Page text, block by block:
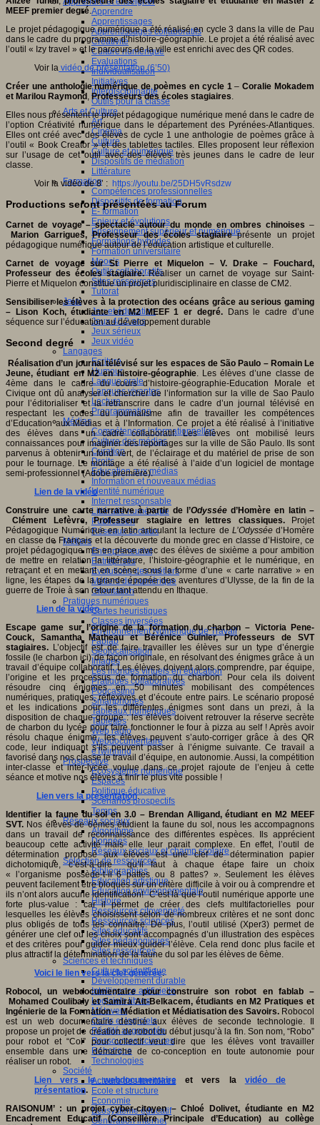
Apprendre
Apprentissages
Apprentissages collaboratifs
Créativité
Culture numérique
Evaluations
Individualisation
Initiatives
Interdisciplinarité
Outils pour la classe
Arts et Culture
Art
Cinéma
Culture
Culture et numérique
Dispositifs de médiation
Littérature
Formation
Compétences professionnelles
Dispositifs de formation
E- formation
Enjeux et évolutions
Enseignement supérieur et numérique
Formations hybrides
Formation universitaire
Mooc’s
Outils collaboratifs
Sites ressources
Tutorat
Jeux
Jeu et éducation
Jeux 4/12 ans
Jeux sérieux
Jeux vidéo
Langages
Ecriture
Humour
Langue orale
Langues vivantes
Lecture
Programmation
Médias
Compétences informationnelles
Culture des médias
Curation
Droits
Education aux médias
Information et nouveaux médias
Identité numérique
Internet responsable
Littératie numérique
Publication
Réseaux sociaux
Métiers
Entrepreneuriat
Entreprises
Evolutions des métiers
Métiers du numérique
Orientation
Pratiques numériques
Cartes heuristiques
Classes inversées
Environnement Numérique de Travail
Fablab
Géolocalisation
Images
Les mondes virtuels en éducation
Pratiques collaboratives
Podcasting
Smartphones
Tableaux numériques
Tablettes
Web radio
Webdocumentaire
eTwinning
Prospective
Ecosystème numérique
Espaces
Politique éducative
Scénarios prospectifs
Temps
Réseaux sociaux
Algorithme
Données
Réseaux sociaux et champ scolaire
Sélection de ressources
Bibliographies
Education artistique
Education environnementale
Histoire
Ressources citoyenneté
Ressources sciences
Sites éducatifs
Sites pédagogiques
Sites ressources
Sciences et techniques
Culture scientifique
Développement durable
Intelligence artificielle
Logiciels libres
Métavers
Outils et logiciels
Réalité augmentée
Ressources sciences
Robotique
Technologies
Société
Acteurs des territoires
Ecole et structure
Economie
Ecosystème éducatif
Génération internet
MEEF premier degré.
Le projet pédagogique numérique a été réalisé en cycle 3 dans la ville de Pau
dans le cadre du programme d’histoire-géographie. Le projet a été réalisé avec
l’outil « Izy travel » et le parcours de la ville est enrichi avec des QR codes.
Voir la vidéo de présentation (6’50)
Créer une anthologie numérique de poèmes en cycle 1–Coralie Mokadem
et Marilou Raymond , Professeurs des écoles stagiaires.
Elles nous présentent le projet pédagogique numérique mené dans le cadre de
l’option Créativité numérique dans le département des Pyrénées-Atlantiques.
Elles ont créé avec des élèves de cycle 1 une anthologie de poèmes grâce à
l’outil « Book Creator » et des tablettes tactiles. Elles proposent leur réflexion
sur l’usage de cet outil avec des élèves très jeunes dans le cadre de leur
classe.
Voir la vidéo de 8’ : https://youtu.be/25DH5vRsdzw
Productions seront présentées au Forum
Carnet de voyage – spectacle autour du monde en ombres chinoises –
Marion Garrigues,Professeur des écoles stagiaireprésente un projet
pédagogique numérique autour de l’éducation artistique et culturelle.
Carnet de voyage sur St Pierre et Miquelon – V. Drake – Fouchard,
Professeur des écoles stagiaire. Réaliser un carnet de voyage sur Saint-
Pierre et Miquelon constitue un projet pluridisciplinaire en classe de CM2.
Sensibiliser les élèves à la protection des océans grâce au serious gaming
– Lison Koch, étudiante en M2 MEEF 1 er degré.
Dans le cadre d’une
séquence sur l’éducation au développement durable
Second degré
Réalisation d’un journal télévisé sur les espaces de São Paulo – Romain Le
Jeune,étudiant en M2 en histoire-géographie. Les élèves d’une classe de
4ème dans le cadre du cours d’histoire-géographie-Education Morale et
Civique ont dû analyser et chercher de l’information sur la ville de Sao Paulo
pour l’éditorialiser et la retranscrire dans le cadre d’un journal télévisé en
respectant les codes du journalisme afin de travailler les compétences
d’Education aux Médias et à l’Information. Ce projet a été réalisé à l’initiative
des élèves dans un cadre collaboratif. Les élèves ont mobilisé leurs
connaissances pour imaginer des reportages sur la ville de São Paulo. Ils sont
parvenus à obtenir un fond vert, de l’éclairage et du matériel de prise de son
pour le tournage. Le montage a été réalisé à l’aide d’un logiciel de montage
semi-professionnel (Adobe première).
Lien de la vidéo
Construire une carte narrative à partir de l’Odysséed’Homère en latin –
Clément Lefèvre,Professeur stagiaire en lettres classiques.Projet
Pédagogique Numérique en latin articulant la lecture de L’Odysséed’Homère
en classe de Français et la découverte du monde grec en classe d’Histoire, ce
projet pédagogique mis en place avec des élèves de sixième a pour ambition
de mettre en relation la littérature, l’histoire-géographie et le numérique, en
retraçant et en mettant en scène, sous la forme d’une « carte narrative » en
ligne, les étapes de la grande épopée des aventures d’Ulysse, de la fin de la
guerre de Troie à son retour tant attendu en Ithaque.
Lien de la vidéo
Escape game sur l’origine de la formation du charbon – Victoria Pene-
Couck, Samantha Matheau et Bérénice Guinier, Professeurs de SVT
stagiaires. L’objectif est de faire travailler les élèves sur un type d’énergie
fossile (le charbon ici) de façon originale, en résolvant des énigmes grâce à un
travail d’équipe collaboratif. Les élèves doivent alors comprendre, par équipe,
l’origine et les processus de formation du charbon. Pour cela ils doivent
résoudre cinq énigmes en 50 minutes mobilisant des compétences
numériques, pratiques, réflexives et d’écoute entre pairs. Le scénario proposé
et les indications pour les différentes énigmes sont dans un prezi, à la
disposition de chaque groupe : les élèves doivent retrouver la réserve secrète
de charbon du lycée pour faire fonctionner le four à pizza au self ! Après avoir
résolu chaque énigme, les élèves peuvent s’auto-corriger grâce à des QR
code, leur indiquant s’ils peuvent passer à l’énigme suivante. Ce travail a
favorisé dans nos classe le travail d’équipe, en autonomie. Aussi, la compétition
inter-classe et inter-lycée voulue dans ce projet rajoute de l’enjeu à cette
séance et motive nos élèves à finir le plus vite possible !
Lien vers la présentation.
Identifier la faune du sol en 3.0 – Brendan Alligand, étudiant en M2 MEEF
SVT. Nos élèves de 6èmes étudient la faune du sol, nous les accompagnons
dans un travail de reconnaissance des différentes espèces. Ils apprécient
beaucoup cette activité mais elle leur parait complexe. En effet, l’outil de
détermination proposé aux élèves est une clef de détermination papier
dichotomique, c’est-à-dire qu’il faut à chaque étape faire un choix
« l’organisme possède-t-il 6 pattes ou 8 pattes? ». Seulement les élèves
peuvent facilement être bloqués sur un critère difficile à voir ou à comprendre et
ils n’ont alors aucune identification! C’est là que l’outil numérique apporte une
forte plus-value : car il permet de créer des clefs multifactorielles pour
lesquelles les élèves choisissent selon de nombreux critères et ne sont donc
plus obligés de tous les connaitre. De plus, l’outil utilisé (Xper3) permet de
générer une clef ou les choix sont accompagnés d’un illustration des espèces
et des critères pour guider mieux guider l’élève. Cela rend donc plus facile et
plus attractif la détermination de la faune du sol par les élèves de 6ème.
Voici le lien vers la clef générée.
Robocol, un webdocumentaire pour construire son robot en fablab –
Mohamed Coulibaly et Samira Ait-Belkacem, étudiants en M2 Pratiques et
Ingénierie de la Formation – Médiation et Médiatisation des Savoirs. Robocol
est un web documentaire destiné aux élèves de seconde technologie. Il
propose un projet de création de robot du début jusqu’à la fin. Son nom, “Robo”
pour robot et “Col” pour collectif veut dire que les élèves vont travailler
ensemble dans une démarche de co-conception en toute autonomie pour
réaliser un robot.
Lien vers le webdocumentaireet vers la vidéo de
présentation.
RAISONUM’ : un projet cyber-citoyen– Chloé Dolivet, étudiante en M2
Encadrement Educatif (Conseillère Principale d’Education) au collège